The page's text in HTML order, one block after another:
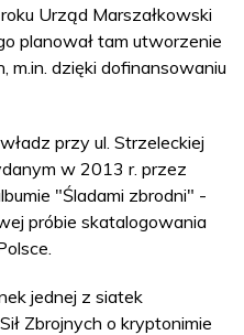
Urząd Marszałkowski
planował tam utworzenie
m.in. dzięki dofinansowaniu
przy ul. Strzeleckiej
w 2013 r. przez
"Śladami zbrodni" -
próbie skatalogowania
jednej z siatek
Zbrojnych o kryptonimie